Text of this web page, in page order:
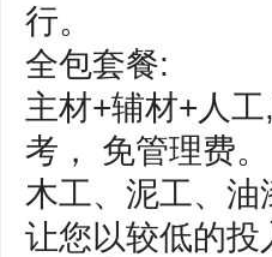
行。
全包套餐:
主材+辅材+人
考， 免管理费。
木工、泥工、
让您以较低的